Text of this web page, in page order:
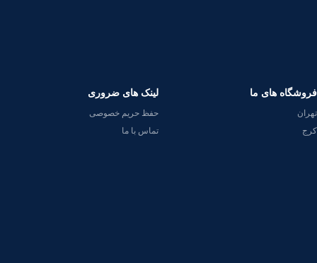
فروشگاه های ما
تهران
کرج
لینک های ضروری
حفظ حریم خصوصی
تماس با ما